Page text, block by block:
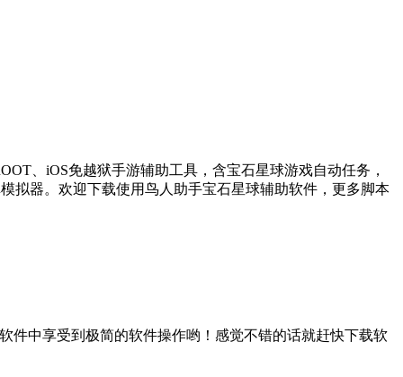
、iOS免越狱手游辅助工具，含宝石星球游戏自动任务，
拟器。欢迎下载使用鸟人助手宝石星球辅助软件，更多脚本
件中享受到极简的软件操作哟！感觉不错的话就赶快下载软